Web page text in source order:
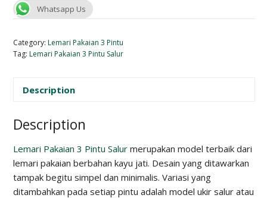
Whatsapp Us
Category: Lemari Pakaian 3 Pintu
Tag: Lemari Pakaian 3 Pintu Salur
Description
Description
Lemari Pakaian 3 Pintu Salur merupakan model terbaik dari
lemari pakaian berbahan kayu jati. Desain yang ditawarkan
tampak begitu simpel dan minimalis. Variasi yang
ditambahkan pada setiap pintu adalah model ukir salur atau